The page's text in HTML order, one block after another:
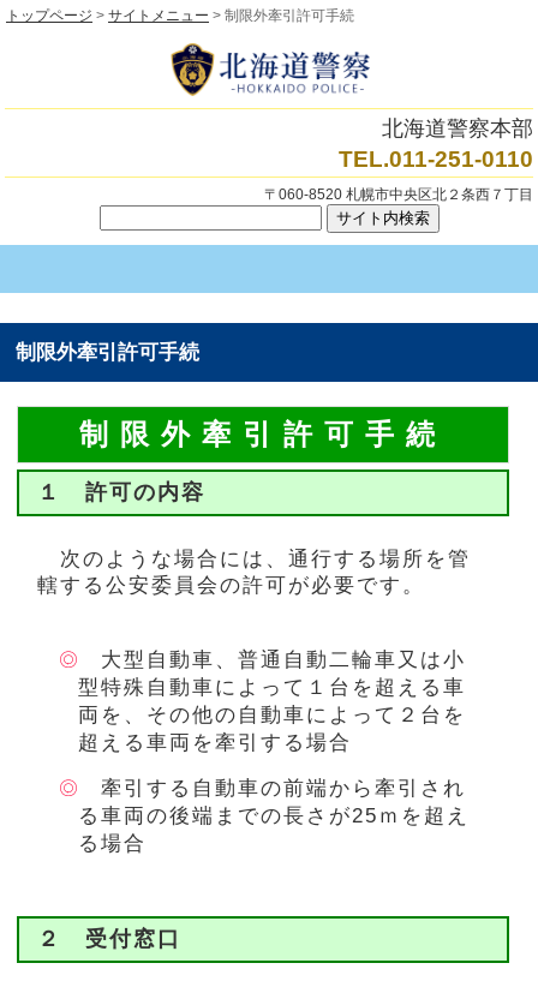
トップページ > サイトメニュー > 制限外牽引許可手続
北海道警察本部
TEL.011-251-0110
〒060-8520 札幌市中央区北２条西７丁目
制限外牽引許可手続
制限外牽引許可手続
１ 許可の内容
次のような場合には、通行する場所を管
轄する公安委員会の許可が必要です。
大型自動車、普通自動二輪車又は小
型特殊自動車によって１台を超える車
両を、その他の自動車によって２台を
超える車両を牽引する場合
牽引する自動車の前端から牽引され
る車両の後端までの長さが25ｍを超え
る場合
２ 受付窓口